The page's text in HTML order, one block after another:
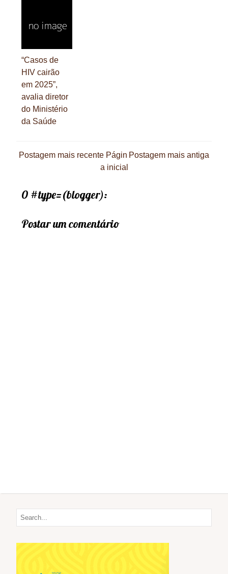
“Casos de
HIV cairão
em 2025”,
avalia diretor
do Ministério
da Saúde
Postagem mais recente Postagem mais antiga
Págin
a inicial
0 #type=(blogger):
Postar um comentário